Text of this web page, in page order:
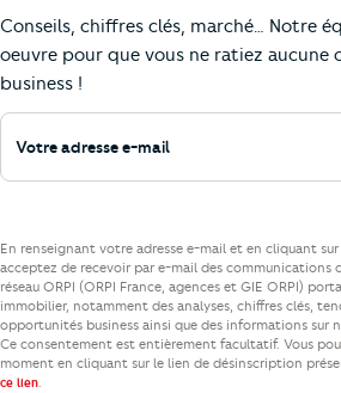
Conseils, chiffres clés, marché… Notre
oeuvre pour que vous ne ratiez
business !
Votre adresse e-mail
En renseignant votre adresse e-mail et en cliquant sur
acceptez de recevoir par e-mail des communications
réseau ORPI (ORPI France, agences et GIE ORPI)
immobilier, notamment des analyses, chiffres clés,
opportunités business ainsi que des informations sur
Ce consentement est entièrement facultatif. Vous
moment en cliquant sur le lien de désinscription
ce lien.